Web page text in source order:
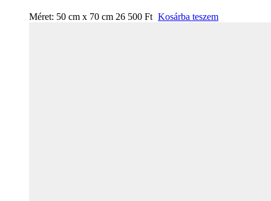
Méret: 50 cm x 70 cm 26 500 Ft Kosárba teszem